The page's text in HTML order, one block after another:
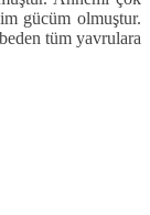
gücüm olmuştur.
tüm yavrulara